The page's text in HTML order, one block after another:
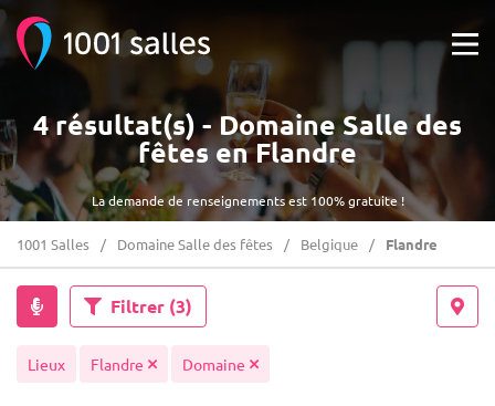
La demande de renseignements est 100% gratuite !
4 résultat(s) - Domaine Salle des
fêtes en Flandre
1001 Salles Domaine Salle des fêtes Belgique Flandre
Filtrer (3)
Lieux Flandre Domaine